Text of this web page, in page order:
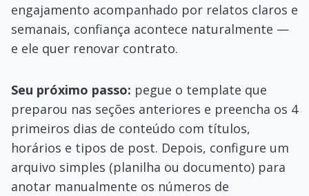
engajamento acompanhado por relatos claros e
semanais, confiança acontece naturalmente —
e ele quer renovar contrato.
Seu próximo passo: pegue o template que
preparou nas seções anteriores e preencha os 4
primeiros dias de conteúdo com títulos,
horários e tipos de post. Depois, configure um
arquivo simples (planilha ou documento) para
anotar manualmente os números de